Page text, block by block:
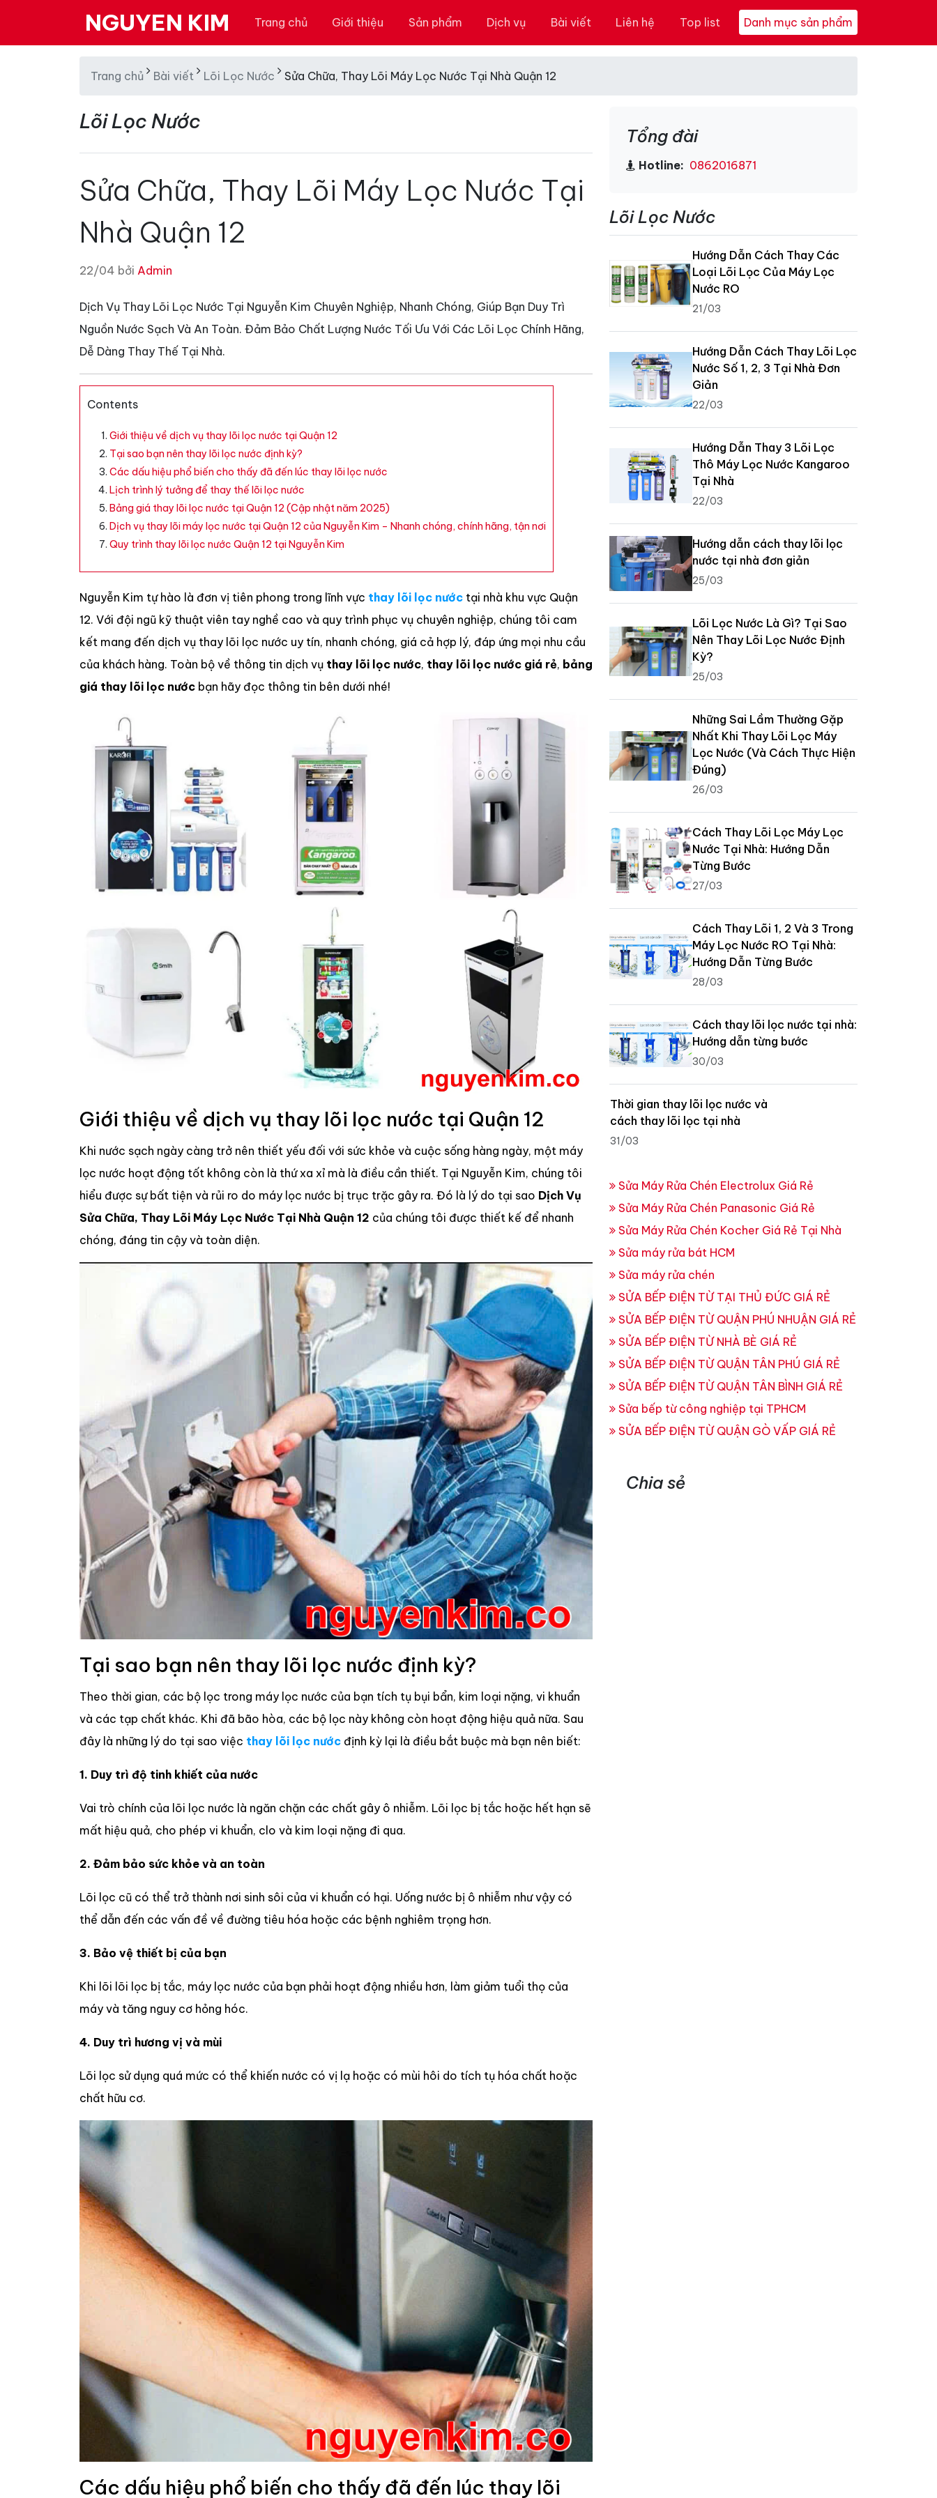
NGUYEN KIM Trang chủ Giới thiệu Sản phẩm Dịch vụ Bài viết Liên hệ Top list Danh mục sản phẩm
Trang chủ Bài viết Lõi Lọc Nước Sửa Chữa, Thay Lõi Máy Lọc Nước Tại Nhà Quận 12
Lõi Lọc Nước
Sửa Chữa, Thay Lõi Máy Lọc Nước Tại
Nhà Quận 12
22/04 bởi Admin
Dịch Vụ Thay Lõi Lọc Nước Tại Nguyễn Kim Chuyên Nghiệp, Nhanh Chóng, Giúp Bạn Duy Trì
Nguồn Nước Sạch Và An Toàn. Đảm Bảo Chất Lượng Nước Tối Ưu Với Các Lõi Lọc Chính Hãng,
Dễ Dàng Thay Thế Tại Nhà.
Contents
Giới thiệu về dịch vụ thay lõi lọc nước tại Quận 12
Tại sao bạn nên thay lõi lọc nước định kỳ?
Các dấu hiệu phổ biến cho thấy đã đến lúc thay lõi lọc nước
Lịch trình lý tưởng để thay thế lõi lọc nước
Bảng giá thay lõi lọc nước tại Quận 12 (Cập nhật năm 2025)
Dịch vụ thay lõi máy lọc nước tại Quận 12 của Nguyễn Kim – Nhanh chóng, chính hãng, tận nơi
Quy trình thay lõi lọc nước Quận 12 tại Nguyễn Kim
Nguyễn Kim tự hào là đơn vị tiên phong trong lĩnh vực thay lõi lọc nước tại nhà khu vực Quận
12. Với đội ngũ kỹ thuật viên tay nghề cao và quy trình phục vụ chuyên nghiệp, chúng tôi cam
kết mang đến dịch vụ thay lõi lọc nước uy tín, nhanh chóng, giá cả hợp lý, đáp ứng mọi nhu cầu
của khách hàng. Toàn bộ về thông tin dịch vụ thay lõi lọc nước, thay lõi lọc nước giá rẻ, bảng
giá thay lõi lọc nước bạn hãy đọc thông tin bên dưới nhé!
Giới thiệu về dịch vụ thay lõi lọc nước tại Quận 12
Khi nước sạch ngày càng trở nên thiết yếu đối với sức khỏe và cuộc sống hàng ngày, một máy
lọc nước hoạt động tốt không còn là thứ xa xỉ mà là điều cần thiết. Tại Nguyễn Kim, chúng tôi
hiểu được sự bất tiện và rủi ro do máy lọc nước bị trục trặc gây ra. Đó là lý do tại sao Dịch Vụ
Sửa Chữa, Thay Lõi Máy Lọc Nước Tại Nhà Quận 12 của chúng tôi được thiết kế để nhanh
chóng, đáng tin cậy và toàn diện.
Tại sao bạn nên thay lõi lọc nước định kỳ?
Theo thời gian, các bộ lọc trong máy lọc nước của bạn tích tụ bụi bẩn, kim loại nặng, vi khuẩn
và các tạp chất khác. Khi đã bão hòa, các bộ lọc này không còn hoạt động hiệu quả nữa. Sau
đây là những lý do tại sao việc thay lõi lọc nước định kỳ lại là điều bắt buộc mà bạn nên biết:
1. Duy trì độ tinh khiết của nước
Vai trò chính của lõi lọc nước là ngăn chặn các chất gây ô nhiễm. Lõi lọc bị tắc hoặc hết hạn sẽ
mất hiệu quả, cho phép vi khuẩn, clo và kim loại nặng đi qua.
2. Đảm bảo sức khỏe và an toàn
Lõi lọc cũ có thể trở thành nơi sinh sôi của vi khuẩn có hại. Uống nước bị ô nhiễm như vậy có
thể dẫn đến các vấn đề về đường tiêu hóa hoặc các bệnh nghiêm trọng hơn.
3. Bảo vệ thiết bị của bạn
Khi lõi lõi lọc bị tắc, máy lọc nước của bạn phải hoạt động nhiều hơn, làm giảm tuổi thọ của
máy và tăng nguy cơ hỏng hóc.
4. Duy trì hương vị và mùi
Lõi lọc sử dụng quá mức có thể khiến nước có vị lạ hoặc có mùi hôi do tích tụ hóa chất hoặc
chất hữu cơ.
Các dấu hiệu phổ biến cho thấy đã đến lúc thay lõi
Tổng đài
Hotline: 0862016871
Lõi Lọc Nước
Hướng Dẫn Cách Thay Các
Loại Lõi Lọc Của Máy Lọc
Nước RO
21/03
Hướng Dẫn Cách Thay Lõi Lọc
Nước Số 1, 2, 3 Tại Nhà Đơn
Giản
22/03
Hướng Dẫn Thay 3 Lõi Lọc
Thô Máy Lọc Nước Kangaroo
Tại Nhà
22/03
Hướng dẫn cách thay lõi lọc
nước tại nhà đơn giản
25/03
Lõi Lọc Nước Là Gì? Tại Sao
Nên Thay Lõi Lọc Nước Định
Kỳ?
25/03
Những Sai Lầm Thường Gặp
Nhất Khi Thay Lõi Lọc Máy
Lọc Nước (Và Cách Thực Hiện
Đúng)
26/03
Cách Thay Lõi Lọc Máy Lọc
Nước Tại Nhà: Hướng Dẫn
Từng Bước
27/03
Cách Thay Lõi 1, 2 Và 3 Trong
Máy Lọc Nước RO Tại Nhà:
Hướng Dẫn Từng Bước
28/03
Cách thay lõi lọc nước tại nhà:
Hướng dẫn từng bước
30/03
Thời gian thay lõi lọc nước và
cách thay lõi lọc tại nhà
31/03
Sửa Máy Rửa Chén Electrolux Giá Rẻ
Sửa Máy Rửa Chén Panasonic Giá Rẻ
Sửa Máy Rửa Chén Kocher Giá Rẻ Tại Nhà
Sửa máy rửa bát HCM
Sửa máy rửa chén
SỬA BẾP ĐIỆN TỪ TẠI THỦ ĐỨC GIÁ RẺ
SỬA BẾP ĐIỆN TỪ QUẬN PHÚ NHUẬN GIÁ RẺ
SỬA BẾP ĐIỆN TỪ NHÀ BÈ GIÁ RẺ
SỬA BẾP ĐIỆN TỪ QUẬN TÂN PHÚ GIÁ RẺ
SỬA BẾP ĐIỆN TỪ QUẬN TÂN BÌNH GIÁ RẺ
Sửa bếp từ công nghiệp tại TPHCM
SỬA BẾP ĐIỆN TỪ QUẬN GÒ VẤP GIÁ RẺ
Chia sẻ